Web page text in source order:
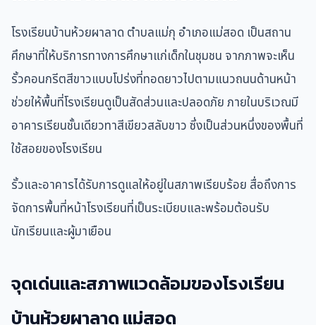
โรงเรียนบ้านห้วยผาลาด ตำบลแม่กุ อำเภอแม่สอด เป็นสถาน
ศึกษาที่ให้บริการทางการศึกษาแก่เด็กในชุมชน จากภาพจะเห็น
รั้วคอนกรีตสีขาวแบบโปร่งที่ทอดยาวไปตามแนวถนนด้านหน้า
ช่วยให้พื้นที่โรงเรียนดูเป็นสัดส่วนและปลอดภัย ภายในบริเวณมี
อาคารเรียนชั้นเดียวทาสีเขียวสลับขาว ซึ่งเป็นส่วนหนึ่งของพื้นที่
ใช้สอยของโรงเรียน
รั้วและอาคารได้รับการดูแลให้อยู่ในสภาพเรียบร้อย สื่อถึงการ
จัดการพื้นที่หน้าโรงเรียนที่เป็นระเบียบและพร้อมต้อนรับ
นักเรียนและผู้มาเยือน
จุดเด่นและสภาพแวดล้อมของโรงเรียน
บ้านห้วยผาลาด แม่สอด